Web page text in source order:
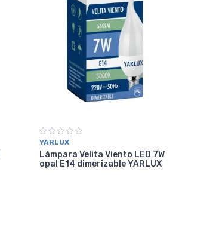
YARLUX
Lámpara Velita Viento LED 7W
opal E14 dimerizable YARLUX